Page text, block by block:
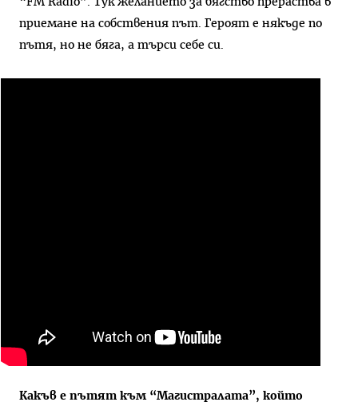
приемане на собствения път. Героят е някъде по
пътя, но не бяга, а търси себе си.
Какъв е пътят към “Магистралата”, който